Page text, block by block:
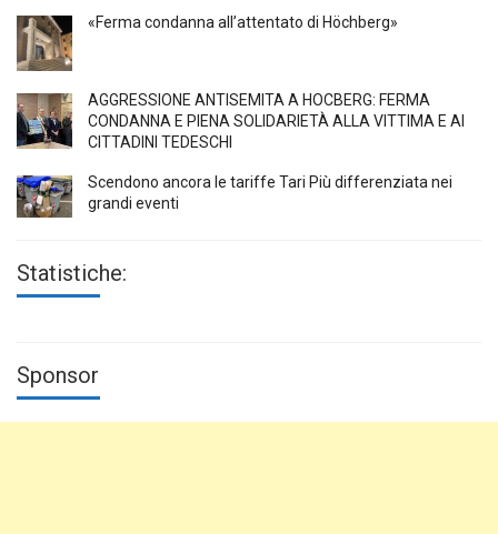
«Ferma condanna all’attentato di Höchberg»
AGGRESSIONE ANTISEMITA A HÖCBERG: FERMA
CONDANNA E PIENA SOLIDARIETÀ ALLA VITTIMA E AI
CITTADINI TEDESCHI
Scendono ancora le tariffe Tari Più differenziata nei
grandi eventi
Statistiche:
Sponsor